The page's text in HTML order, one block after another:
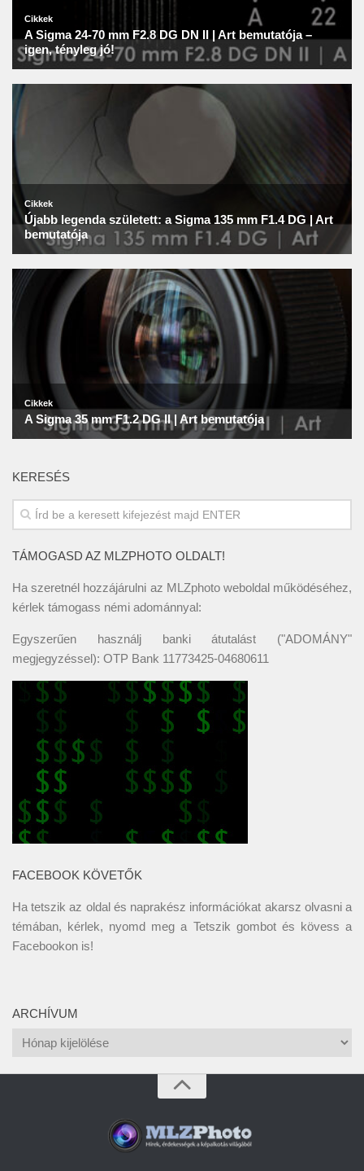
KERESÉS
TÁMOGASD AZ MLZPHOTO OLDALT!
Ha szeretnél hozzájárulni az MLZphoto weboldal működéséhez,
kérlek támogass némi adománnyal:
Egyszerűen használj banki átutalást ("ADOMÁNY"
megjegyzéssel): OTP Bank 11773425-04680611
FACEBOOK KÖVETŐK
Ha tetszik az oldal és naprakész információkat akarsz olvasni a
témában, kérlek, nyomd meg a Tetszik gombot és kövess a
Facebookon is!
ARCHÍVUM
Archívum